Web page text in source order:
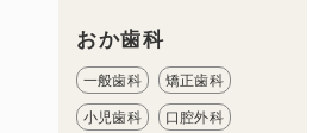
おか歯科
一般歯科 矯正歯科
小児歯科 口腔外科